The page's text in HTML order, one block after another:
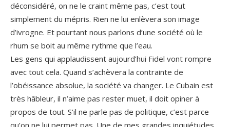
déconsidéré, on ne le craint même pas, c’est tout
simplement du mépris. Rien ne lui enlèvera son image
d’ivrogne. Et pourtant nous parlons d’une société où le
rhum se boit au même rythme que l’eau.
Les gens qui applaudissent aujourd’hui Fidel vont rompre
avec tout cela. Quand s’achèvera la contrainte de
l’obéissance absolue, la société va changer. Le Cubain est
très hâbleur, il n’aime pas rester muet, il doit opiner à
propos de tout. S’il ne parle pas de politique, c’est parce
qu’on ne lui permet pas. Une de mes grandes inquiétudes